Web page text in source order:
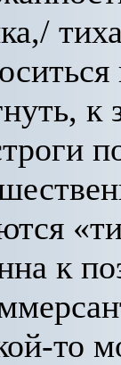
к
к
то